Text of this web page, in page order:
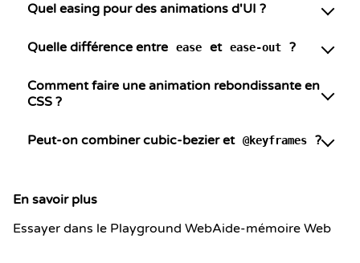
Quel easing pour des animations d'UI ?
Quelle différence entre ease et ease-out ?
Comment faire une animation rebondissante en
CSS ?
Peut-on combiner cubic-bezier et @keyframes ?
En savoir plus
Essayer dans le Playground WebAide-mémoire Web